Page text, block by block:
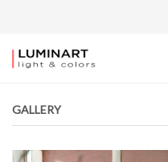
GALLERY